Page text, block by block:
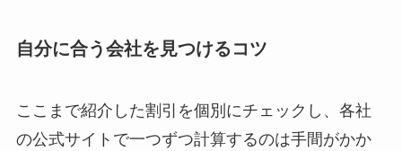
自分に合う会社を見つけるコツ
ここまで紹介した割引を個別にチェックし、各社
の公式サイトで一つずつ計算するのは手間がかか